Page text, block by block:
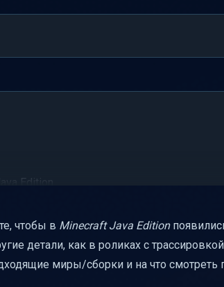
Edition
чтобы в Minecraft Java Edition
детали, как в роликах с
миры/сборки и на что смотреть